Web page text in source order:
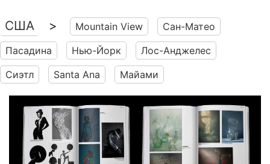
США > Mountain View
Сан-Матео
Пасадина
Нью-Йорк
Лос-Анджелес
Сиэтл
Santa Ana Майами